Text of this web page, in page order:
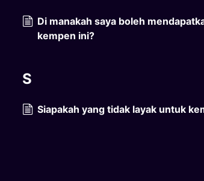
Di manakah saya boleh
kempen ini?
S
Siapakah yang tidak layak untuk